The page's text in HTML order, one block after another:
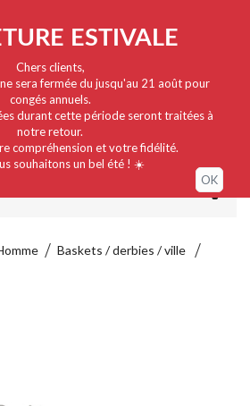
ESTIVALE
Chers clients,
sera fermée du jusqu'au 21 août pour
congés annuels.
durant cette période seront traitées à
notre retour.
compréhension et votre fidélité.
souhaitons un bel été ! ☀️
OK
Baskets / derbies / ville